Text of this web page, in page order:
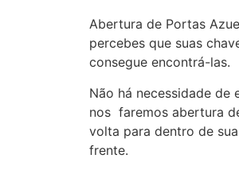
Abertura de Portas
percebes que suas
consegue encontrá-las.
Não há necessidade de
nos faremos abertura
volta para dentro de
frente.